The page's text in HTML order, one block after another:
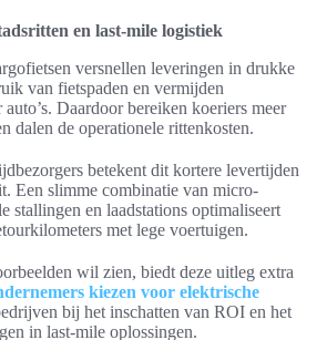
en last-mile logistiek
versnellen leveringen in drukke
van fietspaden en vermijden
Daardoor bereiken koeriers meer
dalen de operationele rittenkosten.
betekent dit kortere levertijden
Een slimme combinatie van micro-
stallingen en laadstations optimaliseert
met lege voertuigen.
wil zien, biedt deze uitleg extra
kiezen voor elektrische
bij het inschatten van ROI en het
in last-mile oplossingen.